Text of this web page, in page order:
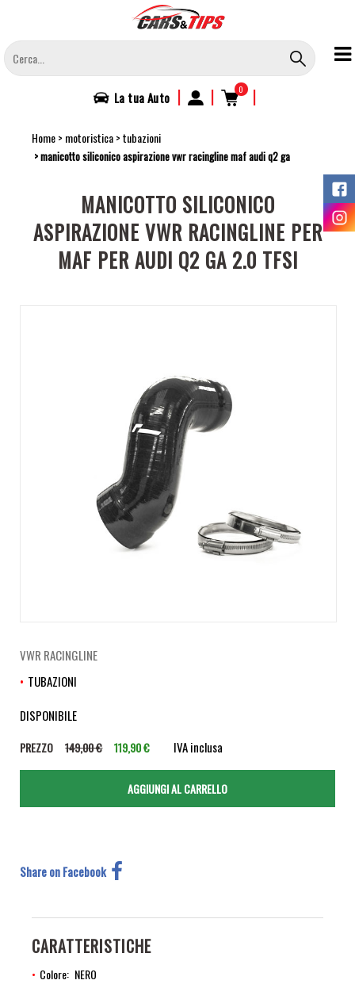
contenuto
principale
La tuaAuto | | 0 |
Home motoristica tubazioni
manicotto siliconico aspirazione vwr racingline maf audi q2 ga
MANICOTTO SILICONICO
ASPIRAZIONE VWR RACINGLINE PER
MAF PER AUDI Q2 GA 2.0 TFSI
VWR RACINGLINE
TUBAZIONI
DISPONIBILE
PREZZO 149,00 € 119,90 € IVA inclusa
Share on Facebook
CARATTERISTICHE
Colore NERO